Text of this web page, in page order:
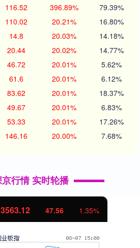
116.52 396.89% 79.39%
110.02 20.21% 16.80%
14.8 20.03% 14.18%
20.44 20.02% 14.77%
46.72 20.01% 5.62%
61.6 20.01% 6.12%
83.62 20.01% 18.37%
49.67 20.01% 6.83%
53.33 20.01% 17.26%
146.16 20.00% 7.68%
行情 实时轮播
3563.12 47.56 1.35%